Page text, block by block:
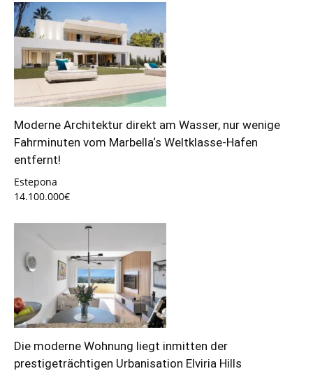
Moderne Architektur direkt am Wasser, nur wenige
Fahrminuten vom Marbella‘s Weltklasse-Hafen
entfernt!
Estepona
14.100.000€
Die moderne Wohnung liegt inmitten der
prestigeträchtigen Urbanisation Elviria Hills